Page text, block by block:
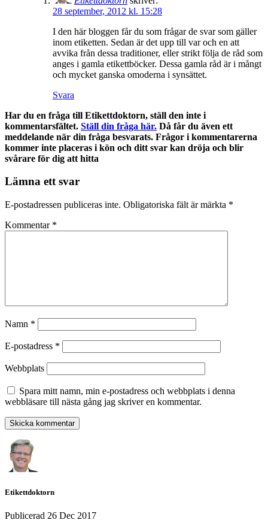
28 september, 2012 kl. 15:28
I den här bloggen får du som frågar de svar som gäller
inom etiketten. Sedan är det upp till var och en att
avvika från dessa traditioner, eller strikt följa de råd som
anges i gamla etikettböcker. Dessa gamla råd är i mångt
och mycket ganska omoderna i synsättet.
Svara
Har du en fråga till Etikettdoktorn, ställ den inte i
kommentarsfältet. Ställ din fråga här. Då får du även ett
meddelande när din fråga besvarats. Frågor i kommentarerna
kommer inte placeras i kön och ditt svar kan dröja och blir
svårare för dig att hitta
Lämna ett svar
E-postadressen publiceras inte. Obligatoriska fält är märkta *
Kommentar *
Namn *
E-postadress *
Webbplats
Spara mitt namn, min e-postadress och webbplats i denna
webbläsare till nästa gång jag skriver en kommentar.
Etikettdoktorn
Publicerad 26 Dec 2017